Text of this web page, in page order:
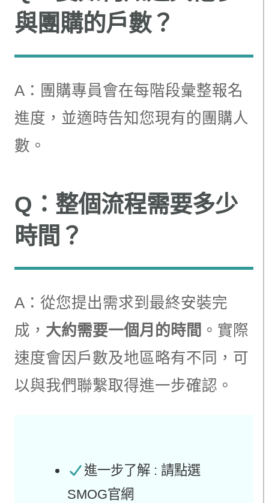
與團購的戶數？
A：團購專員會在每階段彙整報名
進度，並適時告知您現有的團購人
數。
Q：整個流程需要多少
時間？
A：從您提出需求到最終安裝完
成， 大約需要一個月的時間 。實際
速度會因戶數及地區略有不同，可
以與我們聯繫取得進一步確認。
進一步了解 : 請點選
SMOG官網